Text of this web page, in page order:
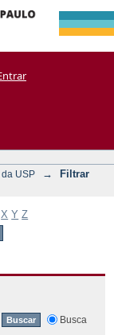
USP →
Filtrar
X Y Z
Busca